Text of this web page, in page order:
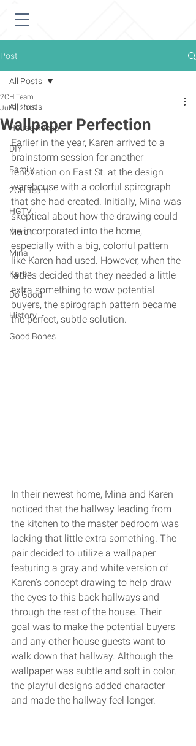
Post
All Posts
House Recap
DIY
Family
2CH Team
HGTV
Merch
Mina
Karen
Do Good
History
Good Bones
All Posts
Wallpaper Perfection
2CH Team
Jul 9, 2019
Earlier in the year, Karen arrived to a
brainstorm session for another
renovation on East St. at the design
warehouse with a colorful spirograph
that she had created. Initially, Mina was
skeptical about how the drawing could
be incorporated into the home,
especially with a big, colorful pattern
like Karen had used. However, when the
ladies decided that they needed a little
extra something to wow potential
buyers, the spirograph pattern became
the perfect, subtle solution.
In their newest home, Mina and Karen
noticed that the hallway leading from
the kitchen to the master bedroom was
lacking that little extra something. The
pair decided to utilize a wallpaper
featuring a gray and white version of
Karen’s concept drawing to help draw
the eyes to this back hallways and
through the rest of the house. Their
goal was to make the potential buyers
and any other house guests want to
walk down that hallway. Although the
wallpaper was subtle and soft in color,
the playful designs added character
and made the hallway feel longer.